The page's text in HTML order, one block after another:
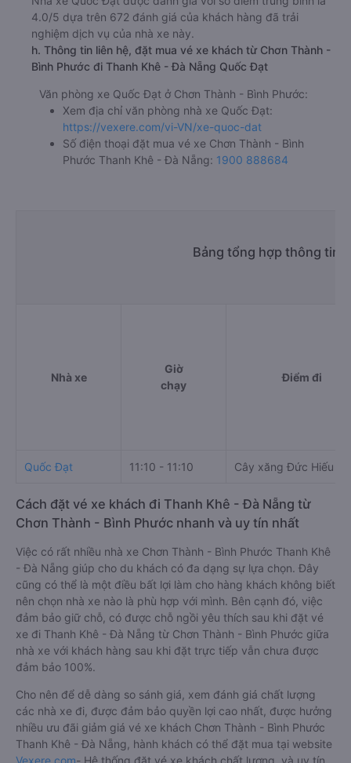
4.0/5 dựa trên 672 đánh giá của khách hàng đã trải
nghiệm dịch vụ của nhà xe này.
h. Thông tin liên hệ, đặt mua vé xe khách từ Chơn Thành -
Bình Phước đi Thanh Khê - Đà Nẵng Quốc Đạt
Văn phòng xe Quốc Đạt ở Chơn Thành - Bình Phước:
Xem địa chỉ văn phòng nhà xe Quốc Đạt:
https://vexere.com/vi-VN/xe-quoc-dat
Số điện thoại đặt mua vé xe Chơn Thành - Bình
Phước Thanh Khê - Đà Nẵng: 1900 888684
Bảng tổng hợp thông tin
Nhà xe
Giờ
chạy
Điểm đi
Quốc Đạt 11:10 - 11:10 Cây xăng Đức Hiếu
Cách đặt vé xe khách đi Thanh Khê - Đà Nẵng từ
Chơn Thành - Bình Phước nhanh và uy tín nhất
Việc có rất nhiều nhà xe Chơn Thành - Bình Phước Thanh Khê
- Đà Nẵng giúp cho du khách có đa dạng sự lựa chọn. Đây
cũng có thể là một điều bất lợi làm cho hàng khách không biết
nên chọn nhà xe nào là phù hợp với mình. Bên cạnh đó, việc
đảm bảo giữ chỗ, có được chỗ ngồi yêu thích sau khi đặt vé
xe đi Thanh Khê - Đà Nẵng từ Chơn Thành - Bình Phước giữa
nhà xe với khách hàng sau khi đặt trực tiếp vẫn chưa được
đảm bảo 100%.
Cho nên để dễ dàng so sánh giá, xem đánh giá chất lượng
các nhà xe đi, được đảm bảo quyền lợi cao nhất, được hưởng
nhiều ưu đãi giảm giá vé xe khách Chơn Thành - Bình Phước
Thanh Khê - Đà Nẵng, hành khách có thể đặt mua tại website
Vexere.com- Hệ thống đặt vé xe khách chất lượng, và uy tín